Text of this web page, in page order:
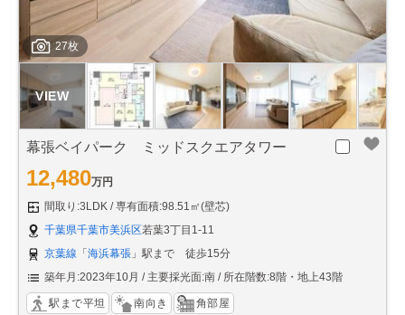
27枚
幕張ベイパーク ミッドスクエアタワー
12,480万円
間取り:3LDK
専有面積:98.51㎡(壁芯)
千葉県千葉市美浜区若葉3丁目1-11
京葉線 「 海浜幕張 」駅まで 徒歩15分
築年月:2023年10月
主要採光面:南 所在階数:8階・地上43階
駅まで平坦 南向き
角部屋